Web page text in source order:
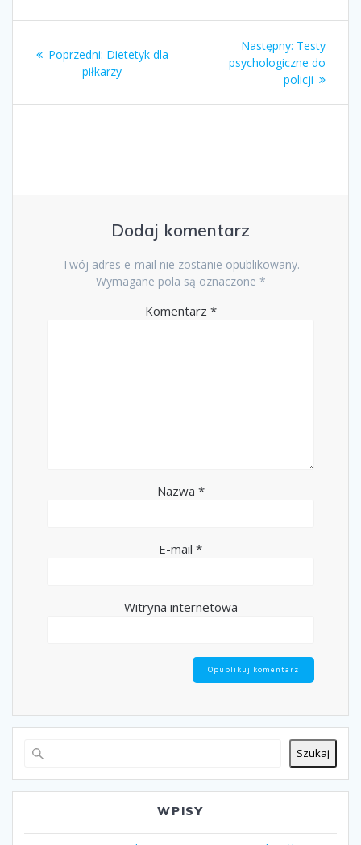
wpisu
Poprzedni: Poprzedni
wpis:
Dietetyk dla
piłkarzy
Następny: Następny
wpis:
Testy
psychologiczne do
policji
Dodaj komentarz
Twój adres e-mail nie zostanie opublikowany.
Wymagane pola są oznaczone *
Komentarz *
Nazwa *
E-mail *
Witryna internetowa
Szukaj
WPISY